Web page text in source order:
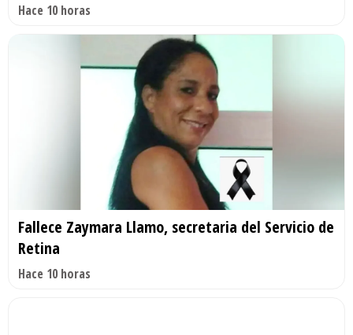
Hace 10 horas
Fallece Zaymara Llamo, secretaria del Servicio de
Retina
Hace 10 horas